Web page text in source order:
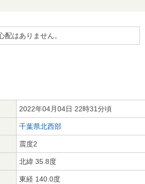
配はありません。
2022年04月04日 22時31分頃
千葉県北西部
震度2
北緯 35.8度
東経 140.0度